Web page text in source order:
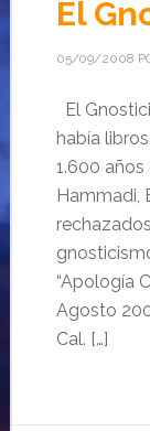
El
05/09/2008
El
había
1.600
Hammadi,
“Apología
Agosto
Cal. […]